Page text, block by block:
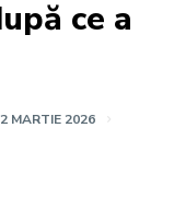
ce a
MARTIE 2026